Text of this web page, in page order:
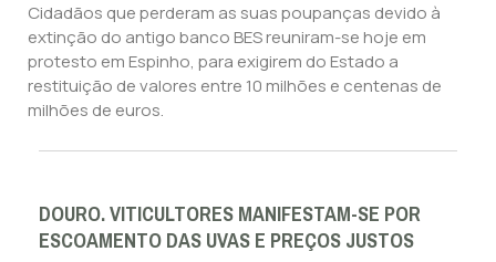
Cidadãos que perderam as suas poupanças devido à
extinção do antigo banco BES reuniram-se hoje em
protesto em Espinho, para exigirem do Estado a
restituição de valores entre 10 milhões e centenas de
milhões de euros.
DOURO. VITICULTORES MANIFESTAM-SE POR
ESCOAMENTO DAS UVAS E PREÇOS JUSTOS